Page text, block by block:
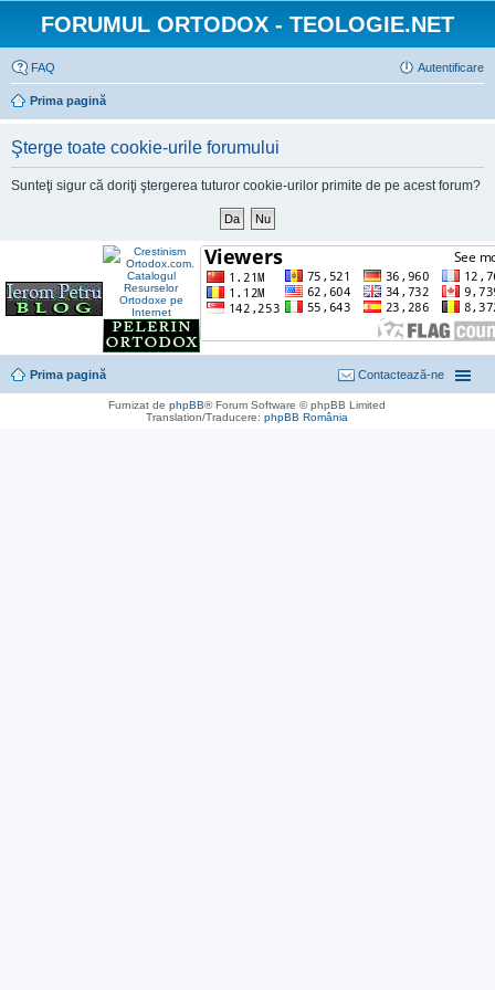
FORUMUL ORTODOX - TEOLOGIE.NET
FAQ Autentificare
Prima pagină
Şterge toate cookie-urile forumului
Sunteţi sigur că doriţi ştergerea tuturor cookie-urilor primite de pe acest forum?
Prima pagină Contactează-ne
Furnizat dephpBB® Forum Software © phpBB Limited
Translation/Traducere:phpBB România